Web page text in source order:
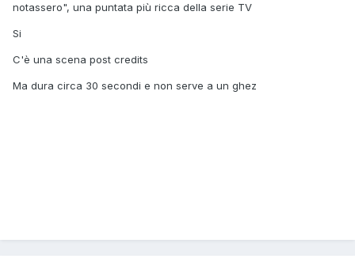
notassero", una puntata più ricca della serie TV
Si
C'è una scena post credits
Ma dura circa 30 secondi e non serve a un ghez